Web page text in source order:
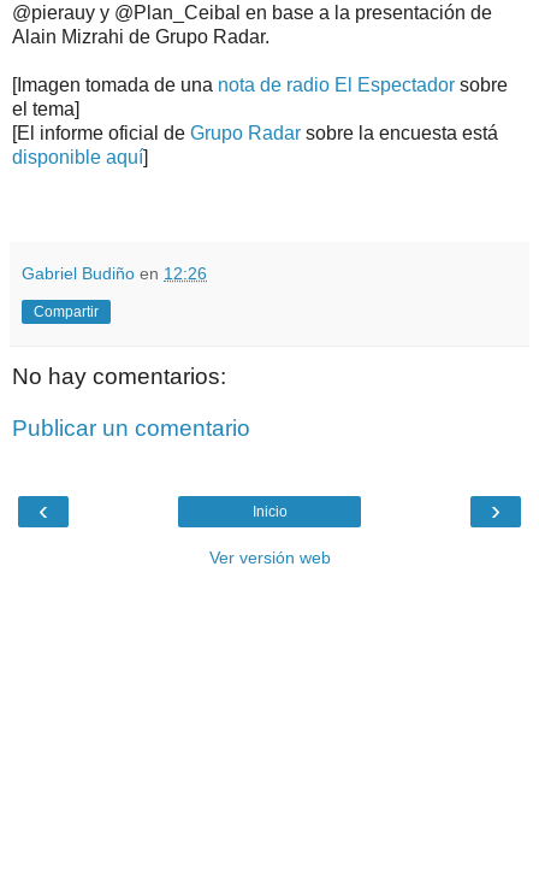
@pierauy y @Plan_Ceibal en base a la presentación de
Alain Mizrahi de Grupo Radar.
[Imagen tomada de una nota de radio El Espectador sobre
el tema]
[El informe oficial de Grupo Radar sobre la encuesta está
disponible aquí]
Gabriel Budiño en 12:26
Compartir
No hay comentarios:
Publicar un comentario
‹ ›
Inicio
Ver versión web